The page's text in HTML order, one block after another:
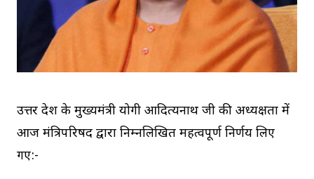
उत्तर प्रदेश के मुख्यमंत्री योगी आदित्यनाथ जी की अध्यक्षता में
आज मंत्रिपरिषद द्वारा निम्नलिखित महत्वपूर्ण निर्णय लिए
गए:-